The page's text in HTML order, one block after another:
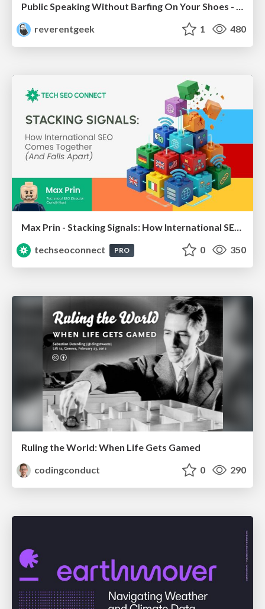
Public Speaking Without Barfing On Your Shoes - THAT 2023
reverentgeek
1 480
Max Prin - Stacking Signals: How International SEO Comes Together (And Falls Apart)
techseoconnect
PRO 0 350
Ruling the World: When Life Gets Gamed
codingconduct
0 290